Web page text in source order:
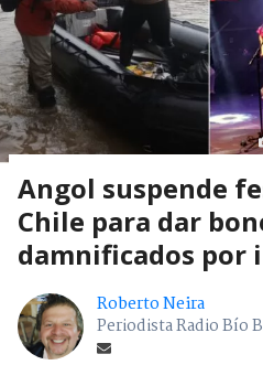
Angol suspende
Chile para dar
damnificados por
Roberto Neira
Periodista Radio Bío